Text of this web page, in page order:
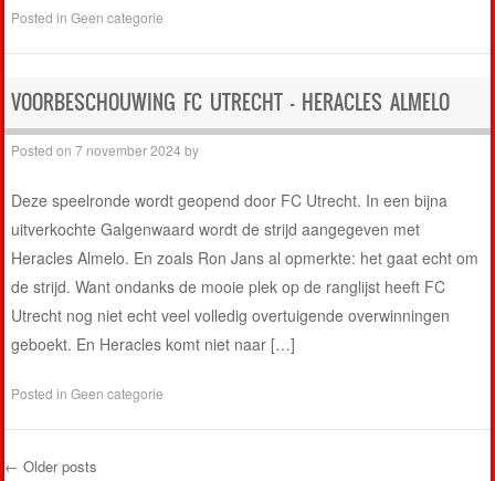
Posted inGeen categorie
VOORBESCHOUWING FC UTRECHT – HERACLES ALMELO
Posted on7 november 2024 by
Deze speelronde wordt geopend door FC Utrecht. In een bijna
uitverkochte Galgenwaard wordt de strijd aangegeven met
Heracles Almelo. En zoals Ron Jans al opmerkte: het gaat echt om
de strijd. Want ondanks de mooie plek op de ranglijst heeft FC
Utrecht nog niet echt veel volledig overtuigende overwinningen
geboekt. En Heracles komt niet naar […]
Posted inGeen categorie
← Older posts